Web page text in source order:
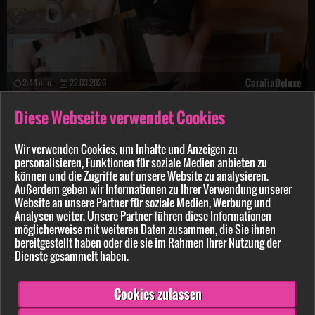
Diese Webseite verwendet Cookies
Wir verwenden Cookies, um Inhalte und Anzeigen zu
personalisieren, Funktionen für soziale Medien anbieten zu
können und die Zugriffe auf unsere Website zu analysieren.
Außerdem geben wir Informationen zu Ihrer Verwendung unserer
Website an unsere Partner für soziale Medien, Werbung und
Analysen weiter. Unsere Partner führen diese Informationen
möglicherweise mit weiteren Daten zusammen, die Sie ihnen
bereitgestellt haben oder die sie im Rahmen Ihrer Nutzung der
Dienste gesammelt haben.
Cookies zulassen
2:44 min. 22.03.2026 CaraliaDeluxe
S*****z geile G**e in den A***h g*****t!